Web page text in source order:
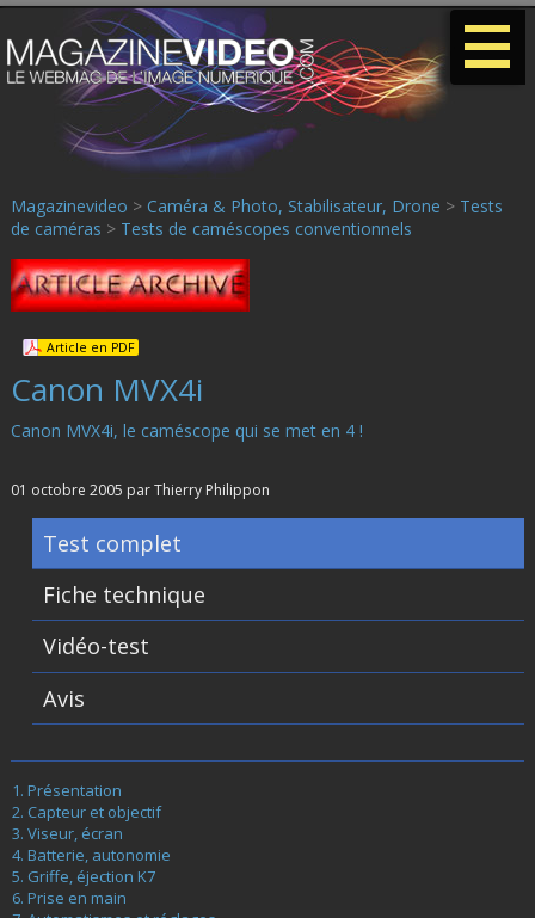
Magazinevideo > Caméra & Photo, Stabilisateur, Drone > Tests
de caméras > Tests de caméscopes conventionnels
Article en PDF
Canon MVX4i
Canon MVX4i, le caméscope qui se met en 4 !
01 octobre 2005 par Thierry Philippon
Test complet
Fiche technique
Vidéo-test
Avis
Présentation
Capteur et objectif
Viseur, écran
Batterie, autonomie
Griffe, éjection K7
Prise en main
-
-
-